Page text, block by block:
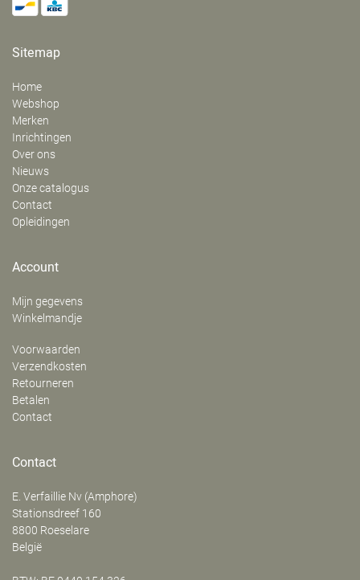
Sitemap
Home
Webshop
Merken
Inrichtingen
Over ons
Nieuws
Onze catalogus
Contact
Opleidingen
Account
Mijn gegevens
Winkelmandje
Voorwaarden
Verzendkosten
Retourneren
Betalen
Contact
Contact
E. Verfaillie Nv (Amphore)
‍Stationsdreef 160
8800 Roeselare
België